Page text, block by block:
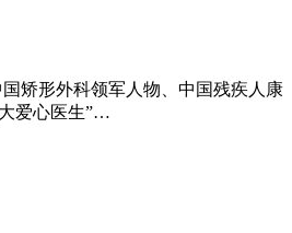
矫形外科领军人物、中国残疾人康
爱心医生”…